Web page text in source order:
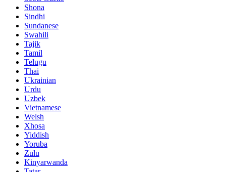
Shona
Sindhi
Sundanese
Swahili
Tajik
Tamil
Telugu
Thai
Ukrainian
Urdu
Uzbek
Vietnamese
Welsh
Xhosa
Yiddish
Yoruba
Zulu
Kinyarwanda